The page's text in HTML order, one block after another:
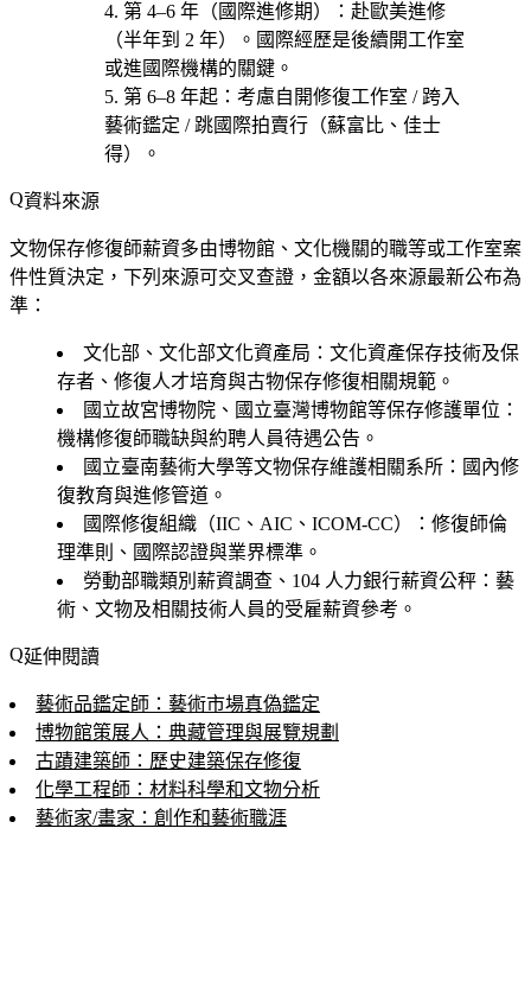
第 4–6 年（國際進修期）
：赴歐美進修
（半年到 2 年）。國際經歷是後續開工作室
或進國際機構的關鍵。
第 6–8 年起 ：考慮自開修復工作室 / 跨入
藝術鑑定 / 跳國際拍賣行（蘇富比、佳士
得）
。
資料來源
文物保存修復師薪資多由博物館、文化機關的職等或工作室案
件性質決定，下列來源可交叉查證，金額以各來源最新公布為
準：
文化部、文化部文化資產局 ：文化資產保存技術及保
存者、修復人才培育與古物保存修復相關規範。
國立故宮博物院、國立臺灣博物館等保存修護單位 ：
機構修復師職缺與約聘人員待遇公告。
國立臺南藝術大學等文物保存維護相關系所 ：國內修
復教育與進修管道。
國際修復組織（IIC、AIC、ICOM-CC）
：修復師倫
理準則、國際認證與業界標準。
勞動部職類別薪資調查、104 人力銀行薪資公秤 ：藝
術、文物及相關技術人員的受雇薪資參考。
延伸閱讀
藝術品鑑定師：藝術市場真偽鑑定
博物館策展人：典藏管理與展覽規劃
古蹟建築師：歷史建築保存修復
化學工程師：材料科學和文物分析
藝術家/畫家：創作和藝術職涯